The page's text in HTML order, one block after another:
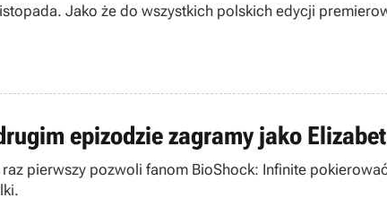
Jako że do wszystkich polskich edycji
epizodzie zagramy jako
pierwszy pozwoli fanom BioShock: Infinite